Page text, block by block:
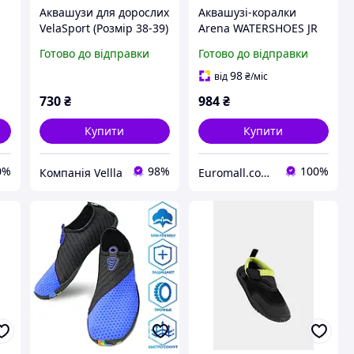
Аквашузи для дорослих
VelaSport (Розмір 38-39)
25,2 см взуття для
Готово до відправки
730 ₴
Купити
Компанія Vellla 98%
Аквашузі-коралки
Arena WATERSHOES JR
Діти 31 005294-100
Готово до відправки
від98₴/міс
984₴
Купити
Euromall.com.ua 100%